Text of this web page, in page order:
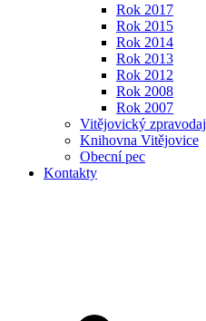
Rok 2017
Rok 2015
Rok 2014
Rok 2013
Rok 2012
Rok 2008
Rok 2007
Vitějovický zpravodaj
Knihovna Vitějovice
Obecní pec
Kontakty